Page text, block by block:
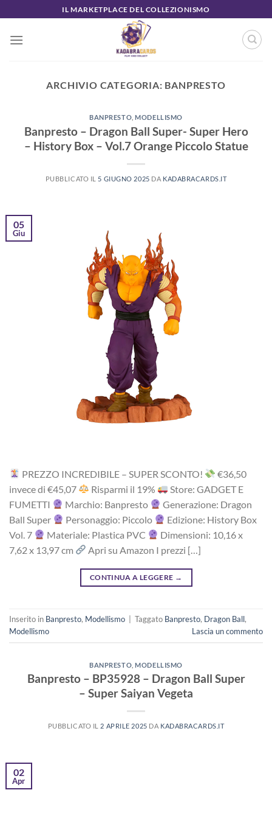
ai
contenuti
IL MARKETPLACE DEL COLLEZIONISMO
ARCHIVIO CATEGORIA: BANPRESTO
BANPRESTO ,MODELLISMO
Banpresto – Dragon Ball Super- Super Hero
– History Box – Vol.7 Orange Piccolo Statue
PUBBLICATO IL 5 GIUGNO 2025 DA KADABRACARDS.IT
05
Giu
PREZZO INCREDIBILE – SUPER SCONTO!
‎€36,50
i‎nv‎ec‎e ‎di‎ €45,07
R‎is‎pa‎rm‎i ‎il‎ 19%
Store: GADGET E
FUMETTI
Marchio: Banpresto
Generazione: Dragon
Ball Super
Personaggio: Piccolo
Edizione: History Box
Vol. 7
Materiale: Plastica PVC
Dimensioni: 10,16 x
7,62 x 13,97 cm
Apri su Amazon I prezzi […]
CONTINUA A LEGGERE →
Inserito in Banpresto, Modellismo Taggato Banpresto, Dragon Ball,
Modellismo
Lascia un commento
BANPRESTO ,MODELLISMO
Banpresto – BP35928 – Dragon Ball Super
– Super Saiyan Vegeta
PUBBLICATO IL 2 APRILE 2025 DA KADABRACARDS.IT
02
Apr